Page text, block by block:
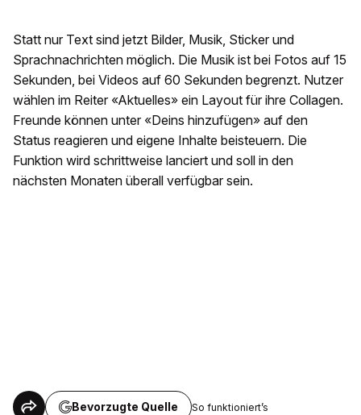
Statt nur Text sind jetzt Bilder, Musik, Sticker und
Sprachnachrichten möglich. Die Musik ist bei Fotos auf 15
Sekunden, bei Videos auf 60 Sekunden begrenzt. Nutzer
wählen im Reiter «Aktuelles» ein Layout für ihre Collagen.
Freunde können unter «Deins hinzufügen» auf den
Status reagieren und eigene Inhalte beisteuern. Die
Funktion wird schrittweise lanciert und soll in den
nächsten Monaten überall verfügbar sein.
Bevorzugte Quelle So funktioniert’s